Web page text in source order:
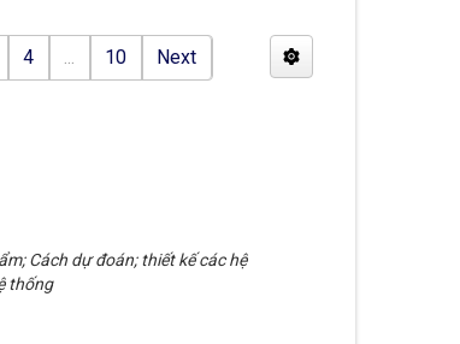
4 ... 10 Next
Cách dự đoán; thiết kế các hệ
thống